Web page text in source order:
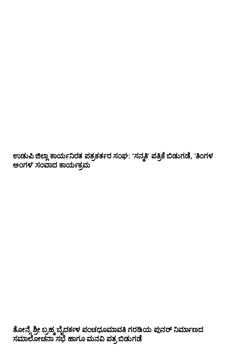
ಉಡುಪಿ ಜಿಲ್ಲಾ ಕಾರ್ಯನಿರತ ಪತ್ರಕರ್ತರ ಸಂಘ: ‘ಸನ್ಮತಿ’ ಪತ್ರಿಕೆ ಬಿಡುಗಡೆ, ‘ತಿಂಗಳ
ಅಂಗಳ’ ಸಂವಾದ ಕಾರ್ಯಕ್ರಮ
ತೋನ್ಸೆ ಶ್ರೀ ಬ್ರಹ್ಮ ಬೈದರ್ಕಳ ಪಂಚಧೂಮಾವತಿ ಗರಡಿಯ ಪುನರ್ ನಿರ್ಮಾಣದ
ಸಮಾಲೋಚನಾ ಸಭೆ ಹಾಗೂ ಮನವಿ ಪತ್ರ ಬಿಡುಗಡೆ